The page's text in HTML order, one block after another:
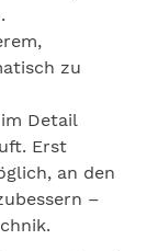
zu
Detail
Erst
an den
–